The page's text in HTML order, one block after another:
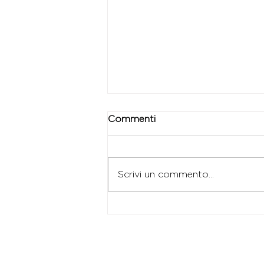
Commenti
Scrivi un commento...